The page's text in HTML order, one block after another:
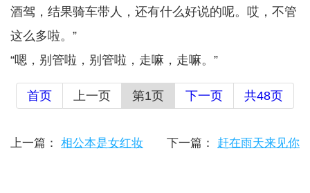
酒驾，结果骑车带人，还有什么好说的呢。哎，不管
这么多啦。”
“嗯，别管啦，别管啦，走嘛，走嘛。”
首页 上一页 第1页 下一页 共48页
上一篇： 相公本是女红妆 下一篇： 赶在雨天来见你